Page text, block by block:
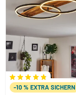
-10 % EXTRA SICHERN